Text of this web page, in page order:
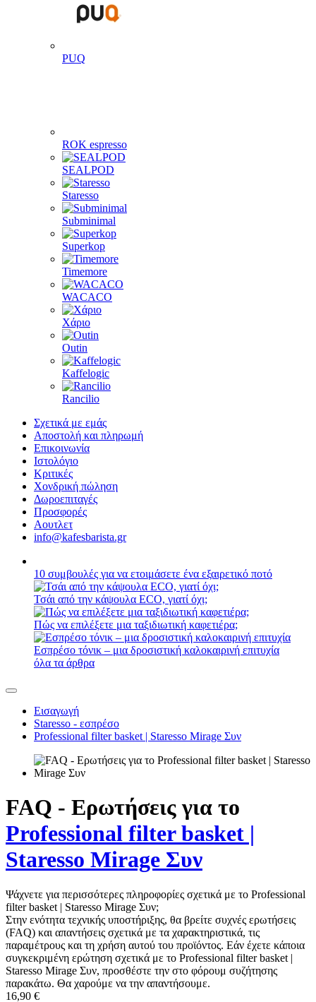
PUQ
ROK espresso
SEALPOD
Staresso
Subminimal
Superkop
Timemore
WACACO
Χάριο
Outin
Kaffelogic
Rancilio
Σχετικά με εμάς
Αποστολή και πληρωμή
Επικοινωνία
Ιστολόγιο
Κριτικές
Χονδρική πώληση
Δωροεπιταγές
Προσφορές
Αουτλετ
info@kafesbarista.gr
10 συμβουλές για να ετοιμάσετε ένα εξαιρετικό ποτό
Τσάι από την κάψουλα ECO, γιατί όχι;
Πώς να επιλέξετε μια ταξιδιωτική καφετιέρα;
Εσπρέσο τόνικ – μια δροσιστική καλοκαιρινή επιτυχία
όλα τα άρθρα
Εισαγωγή
Staresso - εσπρέσο
Professional filter basket | Staresso Mirage Συν
FAQ - Ερωτήσεις για το
Professional filter basket |
Staresso Mirage Συν
Ψάχνετε για περισσότερες πληροφορίες σχετικά με το Professional
filter basket | Staresso Mirage Συν;
Στην ενότητα τεχνικής υποστήριξης, θα βρείτε συχνές ερωτήσεις
(FAQ) και απαντήσεις σχετικά με τα χαρακτηριστικά, τις
παραμέτρους και τη χρήση αυτού του προϊόντος. Εάν έχετε κάποια
συγκεκριμένη ερώτηση σχετικά με το Professional filter basket |
Staresso Mirage Συν, προσθέστε την στο φόρουμ συζήτησης
παρακάτω. Θα χαρούμε να την απαντήσουμε.
16,90 €